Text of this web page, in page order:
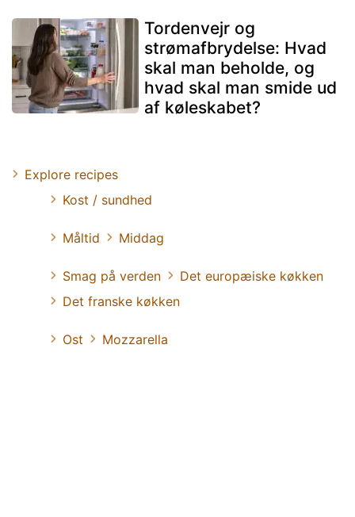
Tordenvejr og
strømafbrydelse: Hvad
skal man beholde, og
hvad skal man smide ud
af køleskabet?
Explore recipes
Kost / sundhed
Måltid Middag
Smag på verden
Det europæiske køkken
Det franske køkken
Ost Mozzarella